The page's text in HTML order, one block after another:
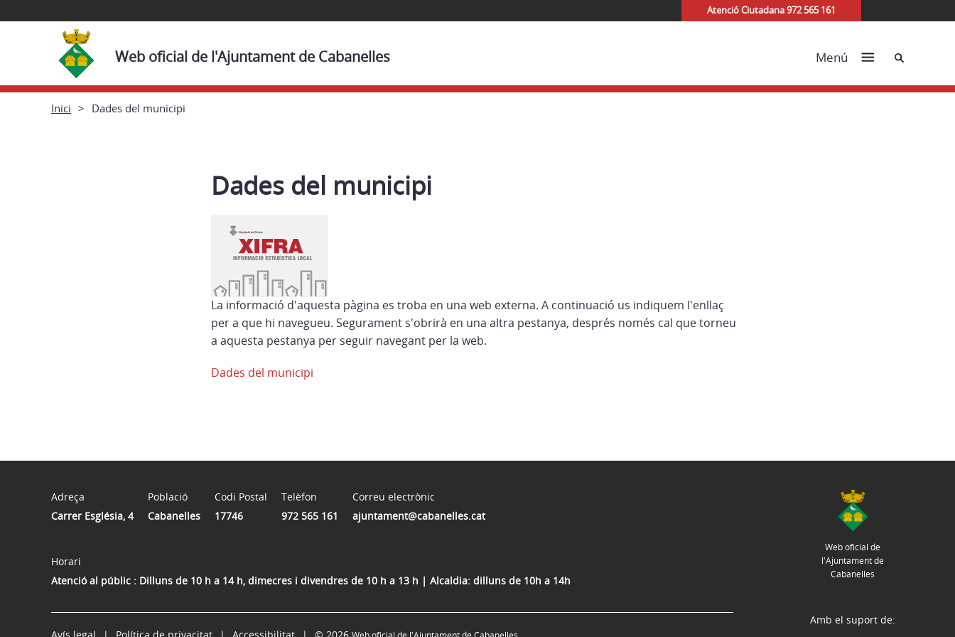
Atenció Ciutadana 972 565 161
Web oficial de l'Ajuntament de Cabanelles Menú Cerca
Inici Dades del municipi
Dades del municipi
La informació d'aquesta pàgina es troba en una web externa. A continuació us indiquem l'enllaç
per a que hi navegueu. Segurament s'obrirà en una altra pestanya, després només cal que torneu
a aquesta pestanya per seguir navegant per la web.
Dades del municipi
Adreça
Carrer Església, 4
Població
Cabanelles
Codi Postal
17746
Telèfon
972 565 161
Correu electrònic
ajuntament@cabanelles.cat
Horari
Atenció al públic : Dilluns de 10 h a 14 h, dimecres i divendres de 10 h a 13 h | Alcaldia: dilluns de 10h a 14h
Web oficial de
l'Ajuntament de
Cabanelles
Amb el suport de: